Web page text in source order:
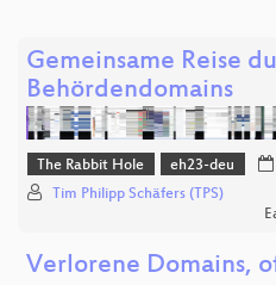
Gemeinsame Reise
Behördendomains
The Rabbit Hole eh23-deu
Tim Philipp Schäfers (TPS)
Verlorene Domains,